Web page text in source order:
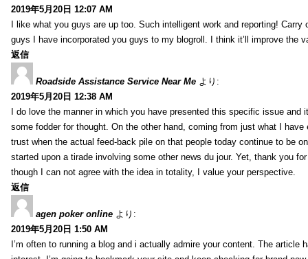
2019年5月20日 12:07 AM
I like what you guys are up too. Such intelligent work and reporting! Carry
guys I have incorporated you guys to my blogroll. I think it’ll improve the
返信
Roadside Assistance Service Near Me より:
2019年5月20日 12:38 AM
I do love the manner in which you have presented this specific issue and
some fodder for thought. On the other hand, coming from just what I have
trust when the actual feed-back pile on that people today continue to be
started upon a tirade involving some other news du jour. Yet, thank you
though I can not agree with the idea in totality, I value your perspective.
返信
agen poker online より:
2019年5月20日 1:50 AM
I’m often to running a blog and i actually admire your content. The article